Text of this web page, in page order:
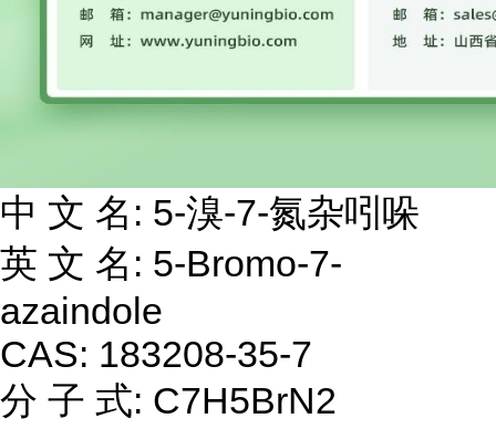
中 文 名: 5-溴-7-氮杂吲哚
英 文 名: 5-Bromo-7-
azaindole
CAS: 183208-35-7
分 子 式: C7H5BrN2